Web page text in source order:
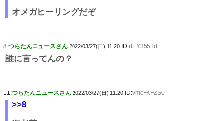
オメガヒーリングだぞ
8:つらたんニュースさん 2022/03/27(日) 11:20 ID:rIEY355Td
誰に言ってんの？
11:つらたんニュースさん 2022/03/27(日) 11:20 ID:vmcFKFZS0
>>8